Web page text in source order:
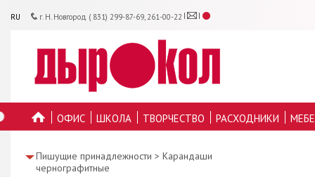
RU г. Н. Новгород ( 831) 299-87-69, 261-00-22
ОФИС ШКОЛА ТВОРЧЕСТВО РАСХОДНИКИ
Пишущие принадлежности > Карандаши
чернографитные